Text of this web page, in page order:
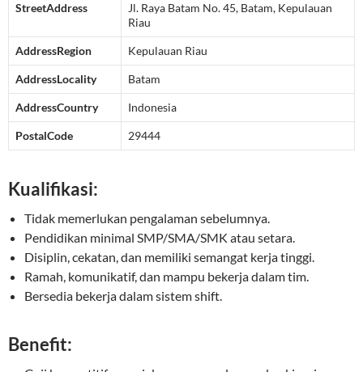
StreetAddress
Jl. Raya Batam No. 45, Batam, Kepulauan
Riau
AddressRegion Kepulauan Riau
AddressLocality Batam
AddressCountry Indonesia
PostalCode 29444
Kualifikasi:
Tidak memerlukan pengalaman sebelumnya.
Pendidikan minimal SMP/SMA/SMK atau setara.
Disiplin, cekatan, dan memiliki semangat kerja tinggi.
Ramah, komunikatif, dan mampu bekerja dalam tim.
Bersedia bekerja dalam sistem shift.
Benefit: